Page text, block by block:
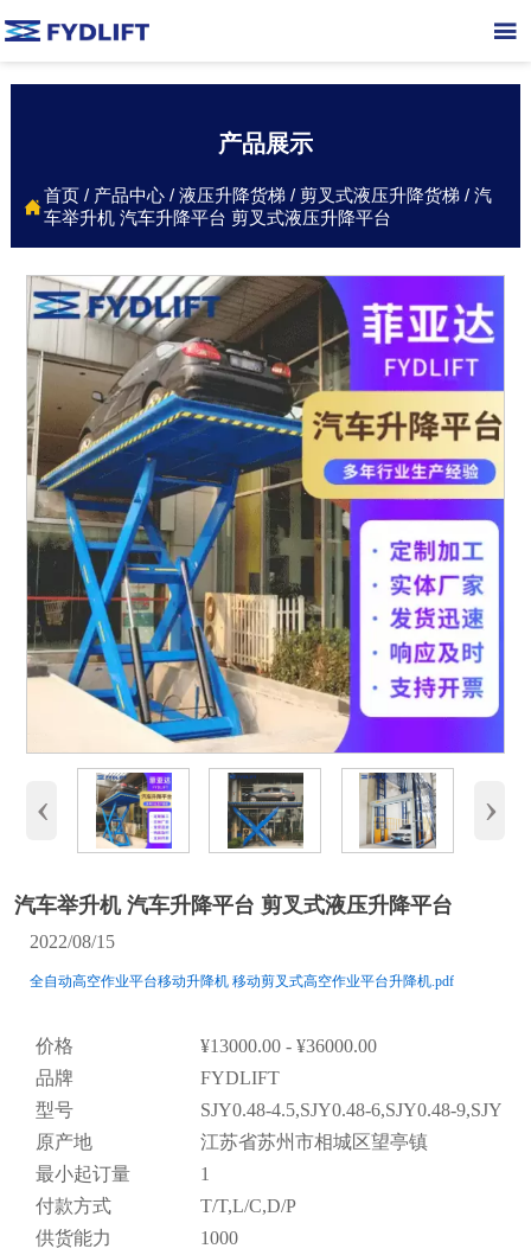

产品展示

首页/ 产品中心/ 液压升降货梯/ 剪叉式液压升降货梯/ 汽
车举升机 汽车升降平台 剪叉式液压升降平台
‹ ›
汽车举升机 汽车升降平台 剪叉式液压升降平台
2022/08/15
全自动高空作业平台移动升降机 移动剪叉式高空作业平台升降机.pdf
价格
¥13000.00 - ¥36000.00
品牌
FYDLIFT
型号
SJY0.48-4.5,SJY0.48-6,SJY0.48-
原产地
江苏省苏州市相城区望亭镇
最小起订量
1
付款方式
T/T,L/C,D/P
供货能力
1000